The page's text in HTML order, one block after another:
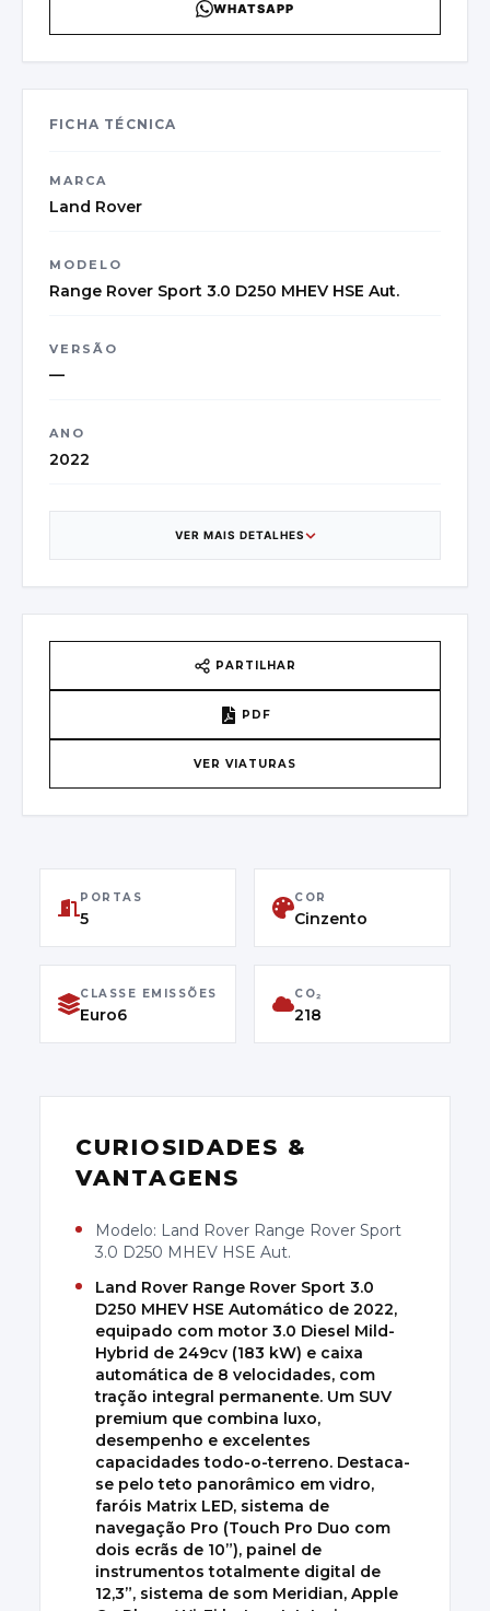
WHATSAPP
FICHA TÉCNICA
MARCA
Land Rover
MODELO
Range Rover Sport 3.0 D250 MHEV HSE Aut.
VERSÃO
—
ANO
2022
Belgium
SALWA2BWXMA774785
CLASSE DE EMISSÕES
Euro6
VER MAIS DETALHES
PARTILHAR
PDF
VER VIATURAS
PORTAS
5
COR
Cinzento
CLASSE EMISSÕES
Euro6
CO₂
218
CURIOSIDADES &
VANTAGENS
Modelo: Land Rover Range Rover Sport
3.0 D250 MHEV HSE Aut.
Land Rover Range Rover Sport 3.0
D250 MHEV HSE Automático de 2022,
equipado com motor 3.0 Diesel Mild-
Hybrid de 249cv (183 kW) e caixa
automática de 8 velocidades, com
tração integral permanente. Um SUV
premium que combina luxo,
desempenho e excelentes
capacidades todo-o-terreno. Destaca-
se pelo teto panorâmico em vidro,
faróis Matrix LED, sistema de
navegação Pro (Touch Pro Duo com
dois ecrãs de 10”), painel de
instrumentos totalmente digital de
12,3”, sistema de som Meridian, Apple